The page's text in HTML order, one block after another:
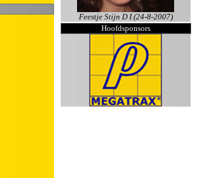
Feestje Stijn D I (24-8-2007)
Hoofdsponsors